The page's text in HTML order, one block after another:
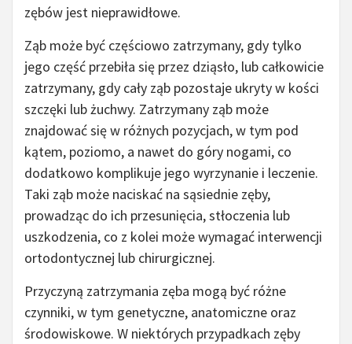
zębów jest nieprawidłowe.
Ząb może być częściowo zatrzymany, gdy tylko
jego część przebiła się przez dziąsło, lub całkowicie
zatrzymany, gdy cały ząb pozostaje ukryty w kości
szczęki lub żuchwy. Zatrzymany ząb może
znajdować się w różnych pozycjach, w tym pod
kątem, poziomo, a nawet do góry nogami, co
dodatkowo komplikuje jego wyrzynanie i leczenie.
Taki ząb może naciskać na sąsiednie zęby,
prowadząc do ich przesunięcia, stłoczenia lub
uszkodzenia, co z kolei może wymagać interwencji
ortodontycznej lub chirurgicznej.
Przyczyną zatrzymania zęba mogą być różne
czynniki, w tym genetyczne, anatomiczne oraz
środowiskowe. W niektórych przypadkach zęby